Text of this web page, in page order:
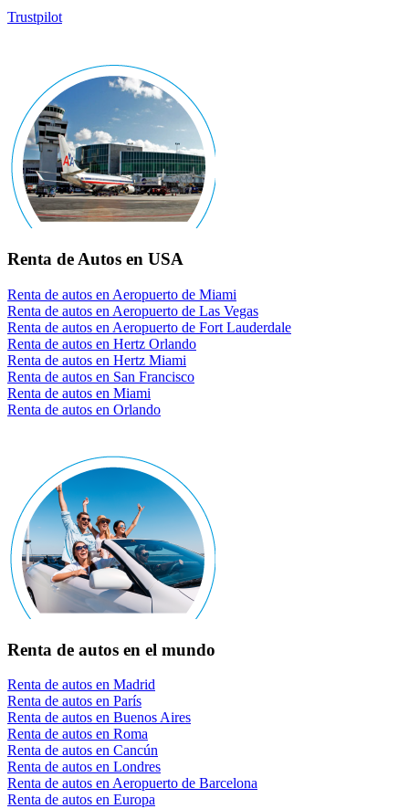
Trustpilot
Renta de Autos en USA
Renta de autos en Aeropuerto de Miami
Renta de autos en Aeropuerto de Las Vegas
Renta de autos en Aeropuerto de Fort Lauderdale
Renta de autos en Hertz Orlando
Renta de autos en Hertz Miami
Renta de autos en San Francisco
Renta de autos en Miami
Renta de autos en Orlando
Renta de autos en el mundo
Renta de autos en Madrid
Renta de autos en París
Renta de autos en Buenos Aires
Renta de autos en Roma
Renta de autos en Cancún
Renta de autos en Londres
Renta de autos en Aeropuerto de Barcelona
Renta de autos en Europa